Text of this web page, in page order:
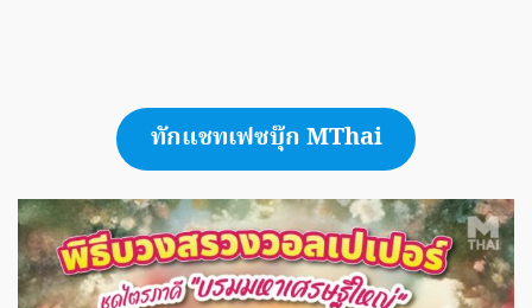
ทักแชทเฟซบุ๊ก MThai